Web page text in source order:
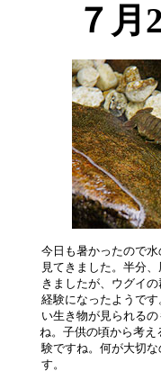
７月
今日も暑かったので
見てきました。半分
きましたが、ウグイ
経験になったようで
い生き物が見られる
ね。子供の頃から考
験ですね。何が大切